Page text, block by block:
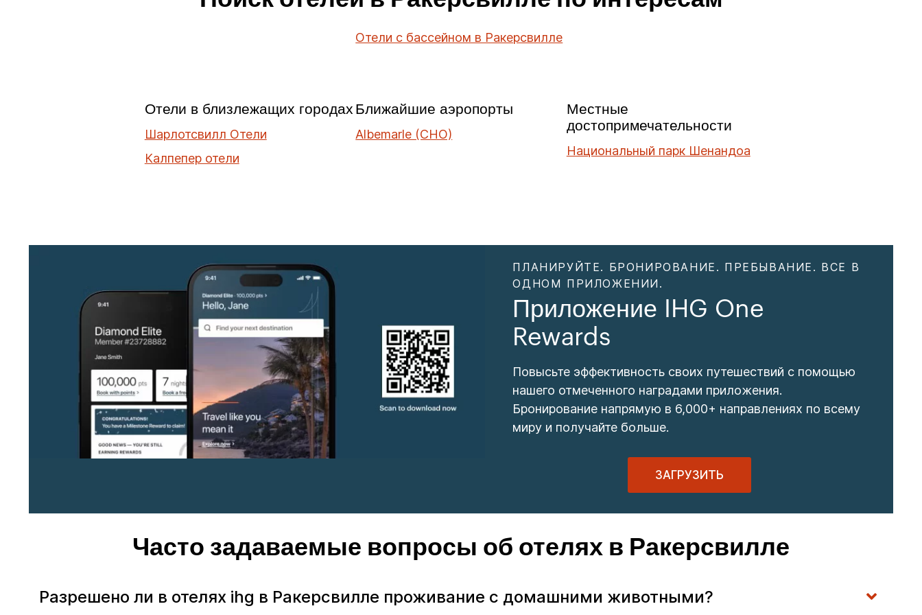
Отели с бассейном в Ракерсвилле
Отели в близлежащих городах
Шарлотсвилл Отели
Калпепер отели
Ближайшие аэропорты
Albemarle (CHO)
Местные
достопримечательности
Национальный парк Шенандоа
ПЛАНИРУЙТЕ. БРОНИРОВАНИЕ. ПРЕБЫВАНИЕ. ВСЕ В
ОДНОМ ПРИЛОЖЕНИИ.
Приложение IHG One
Rewards
Повысьте эффективность своих путешествий с помощью
нашего отмеченного наградами приложения.
Бронирование напрямую в 6,000+ направлениях по всему
миру и получайте больше.
ЗАГРУЗИТЬ
Часто задаваемые вопросы об отелях в Ракерсвилле
Разрешено ли в отелях ihg в Ракерсвилле проживание с домашними животными?